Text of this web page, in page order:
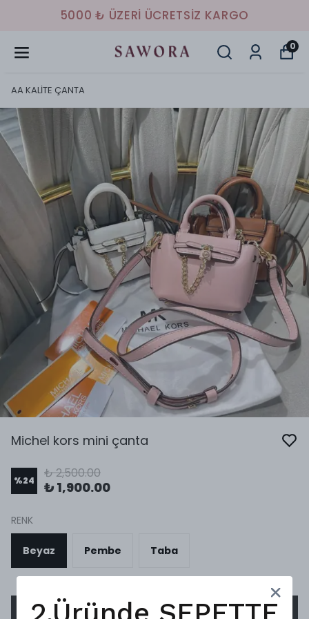
HAVALE/EFT İLE %10 İNDİRİM
0
AA KALİTE ÇANTA
Michel kors mini çanta
%24 ₺ 2,500.00
₺ 1,900.00
RENK
Beyaz Pembe Taba
SEPETE EKLE